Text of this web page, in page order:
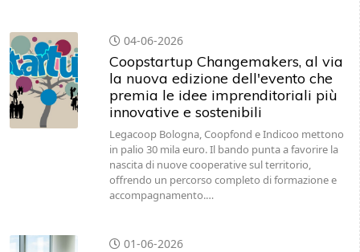
04-06-2026
Coopstartup Changemakers, al via
la nuova edizione dell'evento che
premia le idee imprenditoriali più
innovative e sostenibili
Legacoop Bologna, Coopfond e Indicoo mettono
in palio 30 mila euro. Il bando punta a favorire la
nascita di nuove cooperative sul territorio,
offrendo un percorso completo di formazione e
accompagnamento.…
01-06-2026